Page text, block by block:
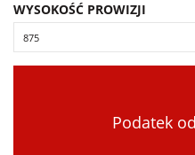
WYSOKOŚĆ PROWIZJI
Podatek